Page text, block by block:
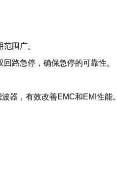
围广。
路急停，确保急停的可靠性。
器，有效改善EMC和EMI性能。